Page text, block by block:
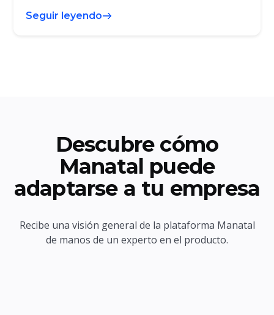
Seguir leyendo
Descubre cómo
Manatal puede
adaptarse a tu empresa
Recibe una visión general de la plataforma Manatal
de manos de un experto en el producto.